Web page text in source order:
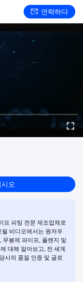
연락하다
오
프 피팅 전문 제조업체로
비디오에서는 원저우
무봉제 파이프, 플랜지 및
대해 알아보고, 전 세계
사의 품질 인증 및 글로